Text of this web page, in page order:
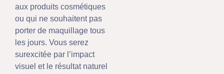
aux produits cosmétiques
ou qui ne souhaitent pas
porter de maquillage tous
les jours. Vous serez
surexcitée par l’impact
visuel et le résultat naturel